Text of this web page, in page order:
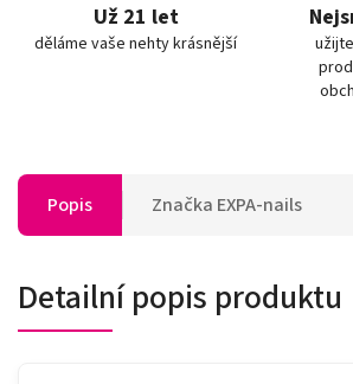
Už 21 let
děláme vaše nehty krásnější
Popis Značka EXPA-nails
Detailní popis produktu